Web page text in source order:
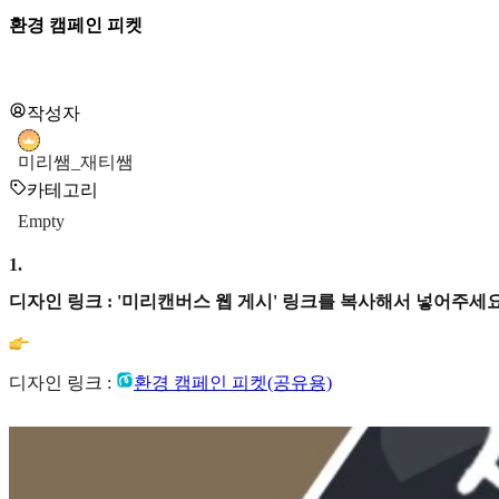
환경 캠페인 피켓
작성자
미리쌤_재티쌤
카테고리
Empty
1.
디자인 링크 : '미리캔버스 웹 게시' 링크를 복사해서 넣어주세
디자인 링크 : 환경 캠페인 피켓(공유용)